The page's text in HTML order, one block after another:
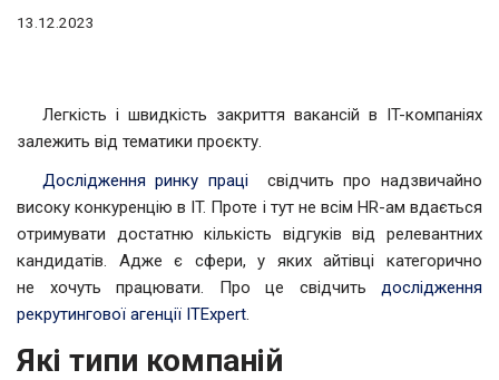
13.12.2023
Легкість і швидкість закриття вакансій в IT-компаніях
залежить від тематики проєкту.
Дослідження ринку праці
свідчить про надзвичайно
високу конкуренцію в IT. Проте і тут не всім HR-ам вдається
отримувати достатню кількість відгуків від релевантних
кандидатів. Адже є сфери, у яких айтівці категорично
не хочуть працювати. Про це свідчить дослідження
рекрутингової агенції ITExpert.
Які типи компаній